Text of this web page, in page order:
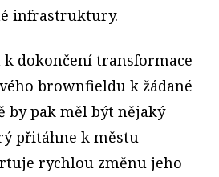
infrastruktury.
dokončení transformace
brownfieldu k žádané
by pak měl být nějaký
přitáhne k městu
rychlou změnu jeho